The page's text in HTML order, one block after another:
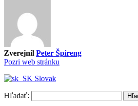
Zverejnil Peter Špireng
Pozri web stránku
Slovak
Hľadať: